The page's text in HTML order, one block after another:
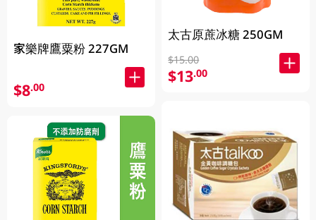
家樂牌鷹粟粉 227GM
$8.00
太古原蔗冰糖 250GM
$15.00
$13.00